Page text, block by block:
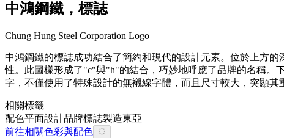
中鴻鋼鐵，標誌
Chung Hung Steel Corporation Logo
中鴻鋼鐵的標誌成功結合了簡約和現代的設計元素。位於上方
性。此圖樣形成了"c"與"h"的結合，巧妙地呼應了品牌的名稱。
字，不僅使用了特殊設計的無襯線字體，而且尺寸較大，突顯其
相關標籤
配色平面設計品牌標誌製造東亞
前往相關色彩與配色